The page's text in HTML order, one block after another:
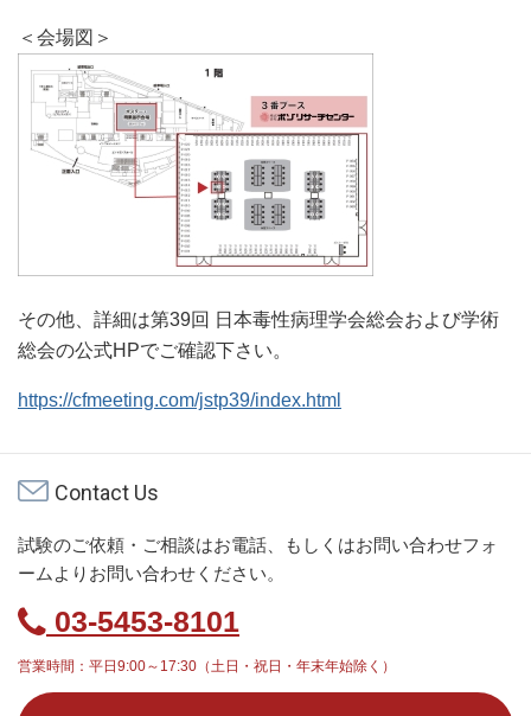
＜会場図＞
その他、詳細は第39回 日本毒性病理学会総会および学術
総会の公式HPでご確認下さい。
https://cfmeeting.com/jstp39/index.html
Contact Us
試験のご依頼・ご相談はお電話、もしくはお問い合わせフォ
ームよりお問い合わせください。
03-5453-8101
営業時間：平日9:00～17:30（土日・祝日・年末年始除く）